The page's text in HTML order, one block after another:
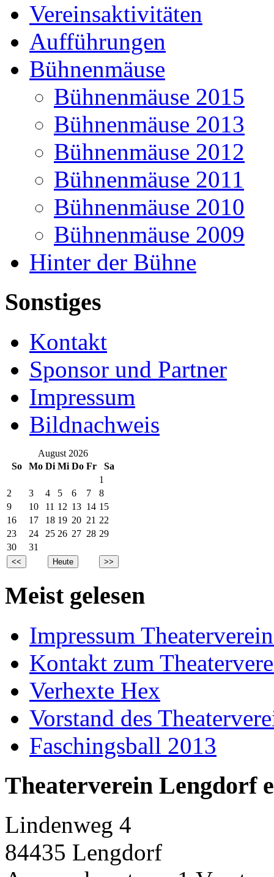
Vereinsaktivitäten
Aufführungen
Bühnenmäuse
Bühnenmäuse 2015
Bühnenmäuse 2013
Bühnenmäuse 2012
Bühnenmäuse 2011
Bühnenmäuse 2010
Bühnenmäuse 2009
Hinter der Bühne
Sonstiges
Kontakt
Sponsor und Partner
Impressum
Bildnachweis
August 2026
So
Mo Di Mi Do Fr
Sa
1
2
3 4 5 6 7
8
9
10 11 12 13 14 15
16
17 18 19 20 21 22
23
24 25 26 27 28 29
30
31
Meist gelesen
Impressum
Kontakt zum
Verhexte Hex
Vorstand des
Faschingsball 2013
Theaterverein Lengdorf
Lindenweg 4
84435 Lengdorf